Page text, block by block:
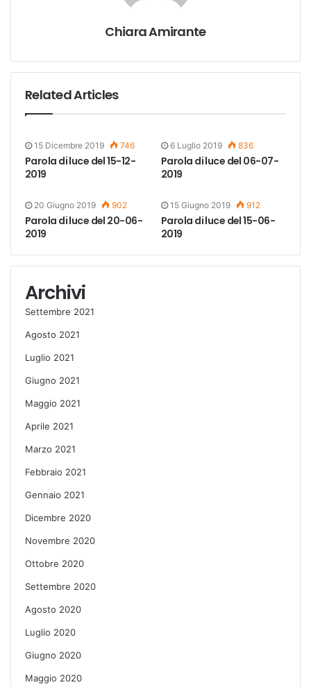
Chiara Amirante
Related Articles
15 Dicembre 2019 746
Parola di luce del 15-12-
2019
6 Luglio 2019 836
Parola di luce del 06-07-
2019
20 Giugno 2019 902
Parola di luce del 20-06-
2019
15 Giugno 2019 912
Parola di luce del 15-06-
2019
Archivi
Settembre 2021
Agosto 2021
Luglio 2021
Giugno 2021
Maggio 2021
Aprile 2021
Marzo 2021
Febbraio 2021
Gennaio 2021
Dicembre 2020
Novembre 2020
Ottobre 2020
Settembre 2020
Agosto 2020
Luglio 2020
Giugno 2020
Maggio 2020